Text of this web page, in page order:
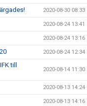
2020-08-30 08:33
2020-08-24 13:41
2020-08-24 13:16
2020-08-24 12:34
till
2020-08-14 11:30
2020-08-13 14:24
2020-08-13 14:16